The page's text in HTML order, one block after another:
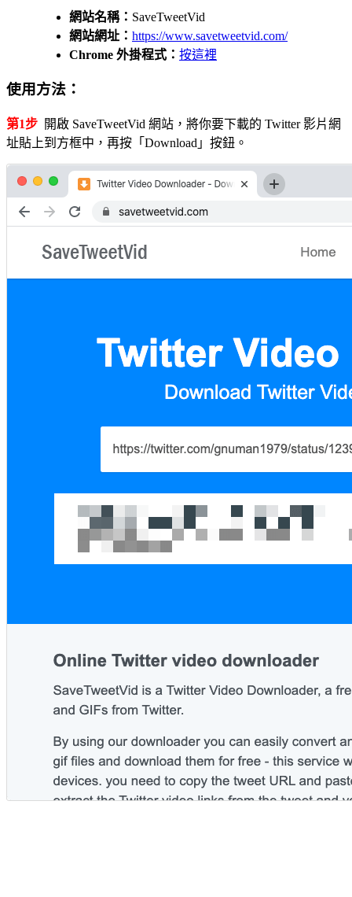
網站名稱： SaveTweetVid
網站網址： https://www.savetweetvid.com/
Chrome 外掛程式： 按這裡
使用方法：
第1步 開啟 SaveTweetVid 網站，將你要下載的 Twitter 影片網
址貼上到方框中，再按「Download」按鈕。